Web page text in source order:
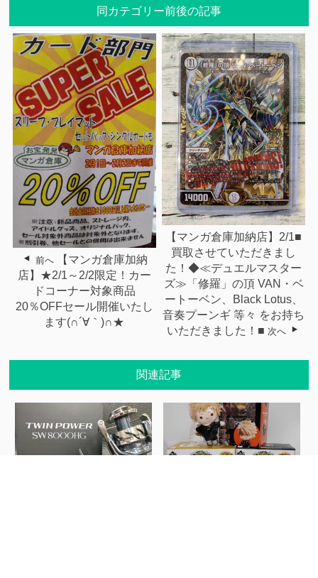
同カテゴリー前後の記事
前へ
【マンガ倉庫加納
店】★2/1～2/2限定！カー
ドコーナー対象商品
20％OFFセール開催いたし
ます(∩´∀｀)∩★
【マンガ倉庫加納店】2/1■
買取させていただきまし
た！◆≪デュエルマスター
ズ≫「修羅」の頂 VAN・ベ
ートーベン、Black Lotus、
音奏プーンギ 等々 をお持ち
いただきました！■ 次へ
関連記事